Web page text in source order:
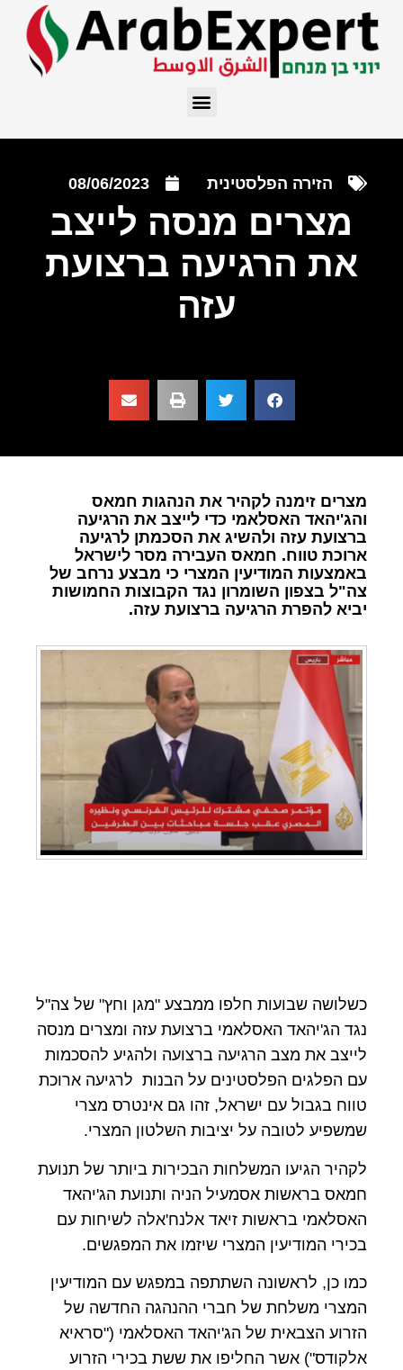
הזירה הפלסטינית 08/06/2023
מצרים מנסה לייצב
את הרגיעה ברצועת
עזה
מצרים זימנה לקהיר את הנהגות חמאס
והג'יהאד האסלאמי כדי לייצב את הרגיעה
ברצועת עזה ולהשיג את הסכמתן לרגיעה
ארוכת טווח. חמאס העבירה מסר לישראל
באמצעות המודיעין המצרי כי מבצע נרחב של
צה"ל בצפון השומרון נגד הקבוצות החמושות
יביא להפרת הרגיעה ברצועת עזה.
כשלושה שבועות חלפו ממבצע "מגן וחץ" של צה"ל
נגד הג'יהאד האסלאמי ברצועת עזה ומצרים מנסה
לייצב את מצב הרגיעה ברצועה ולהגיע להסכמות
עם הפלגים הפלסטינים על הבנות לרגיעה ארוכת
טווח בגבול עם ישראל, זהו גם אינטרס מצרי
שמשפיע לטובה על יציבות השלטון המצרי.
לקהיר הגיעו המשלחות הבכירות ביותר של תנועת
חמאס בראשות אסמעיל הניה ותנועת הג'יהאד
האסלאמי בראשות זיאד אלנח'אלה לשיחות עם
בכירי המודיעין המצרי שיזמו את המפגשים.
כמו כן, לראשונה השתתפה במפגש עם המודיעין
המצרי משלחת של חברי ההנהגה החדשה של
הזרוע הצבאית של הג'יהאד האסלאמי ("סראיא
אלקודס") אשר החליפו את ששת בכירי הזרוע